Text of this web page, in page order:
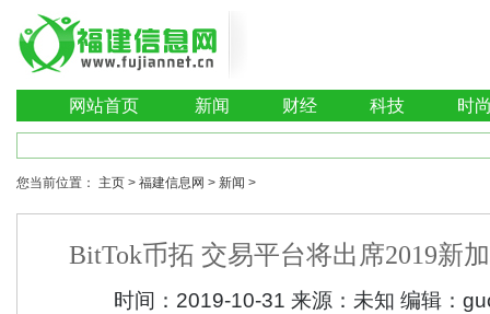
网站首页 新闻 财经 科技 时
您当前位置： 主页 > 福建信息网 > 新闻 >
BitTok币拓 交易平台将出席2019新
时间： 2019-10-31 来源： 未知 编辑：